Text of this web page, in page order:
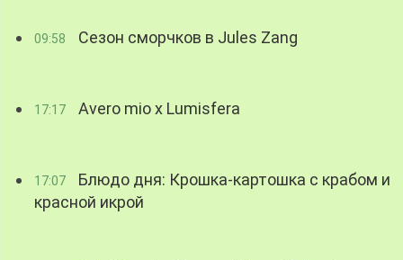
09:58 Сезон сморчков в Jules Zang
17:17 Avero mio x Lumisfera
17:07
Блюдо дня: Крошка-картошка с крабом и
красной икрой